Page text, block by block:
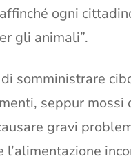
ogni
gli animali”.
somministrare
seppur
gravi
l’alimentazione